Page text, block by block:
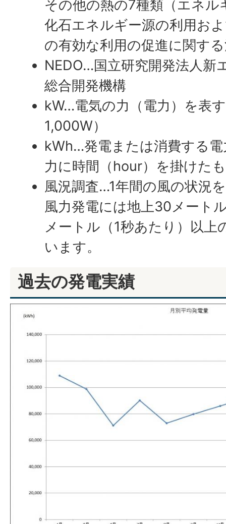
その他の熱の7種類（エネル
化石エネルギー源の利用お
の有効な利用の促進に関す
NEDO…国立研究開発法人新
総合開発機構
kW…電気の力（電力）を表
1,000W）
kWh…発電または消費する
力に時間（hour）を掛けた
風況調査…1年間の風の状況
風力発電には地上30メート
メートル（1秒あたり）以上
います。
過去の発電実績